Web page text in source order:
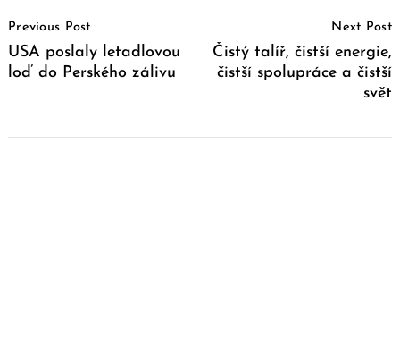
Navigation
Previous Post
USA poslaly letadlovou
loď do Perského zálivu
Next Post
Čistý talíř, čistší energie,
čistší spolupráce a čistší
svět